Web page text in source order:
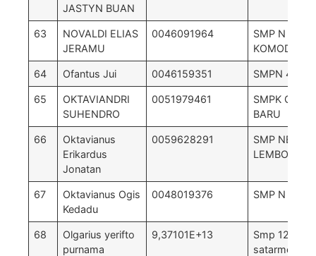
JASTYN BUAN
63
NOVALDI ELIAS
JERAMU
0046091964
SMP N 3
KOMODO
64 Ofantus Jui 0046159351 SMPN 4
65
OKTAVIANDRI
SUHENDRO
0051979461
SMPK GAYA
BARU
66
Oktavianus
Erikardus
Jonatan
0059628291
SMP
LEMBOR
67
Oktavianus Ogis
Kedadu
0048019376 SMP N 7
68
Olgarius yerifto
purnama
9,37101E+13
Smp 12
satarmese